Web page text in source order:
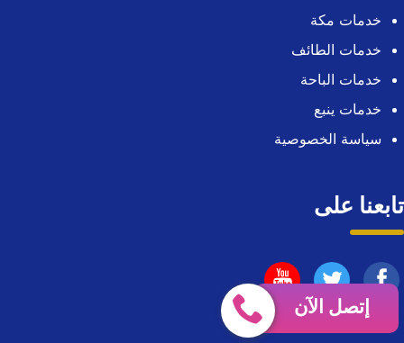
خدمات مكة
خدمات الطائف
خدمات الباحة
خدمات ينبع
سياسة الخصوصية
تابعنا على
تابعنا
على
تابعنا
على
تابعنا
على
إتصل الآن